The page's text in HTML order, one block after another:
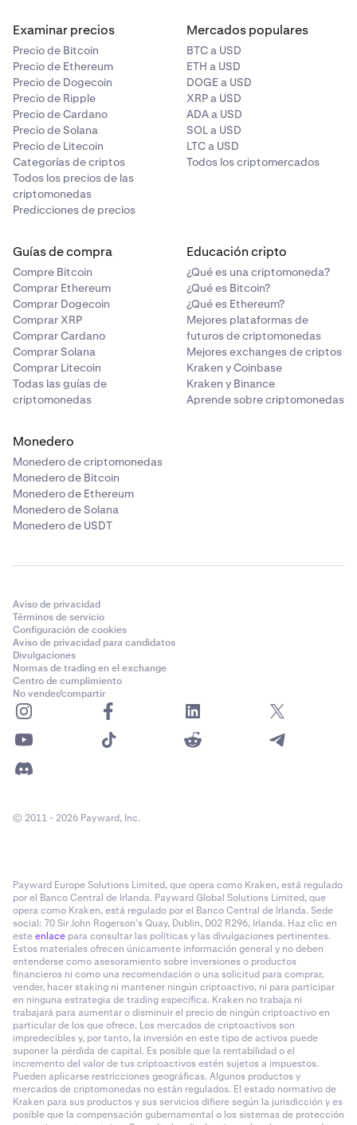
Examinar precios
Precio de Bitcoin
Precio de Ethereum
Precio de Dogecoin
Precio de Ripple
Precio de Cardano
Precio de Solana
Precio de Litecoin
Categorías de criptos
Todos los precios de las
criptomonedas
Predicciones de precios
Mercados populares
BTC a USD
ETH a USD
DOGE a USD
XRP a USD
ADA a USD
SOL a USD
LTC a USD
Todos los criptomercados
Guías de compra
Compre Bitcoin
Comprar Ethereum
Comprar Dogecoin
Comprar XRP
Comprar Cardano
Comprar Solana
Comprar Litecoin
Todas las guías de
criptomonedas
Educación cripto
¿Qué es una criptomoneda?
¿Qué es Bitcoin?
¿Qué es Ethereum?
Mejores plataformas de
futuros de criptomonedas
Mejores exchanges de criptos
Kraken y Coinbase
Kraken y Binance
Aprende sobre criptomonedas
Monedero
Monedero de criptomonedas
Monedero de Bitcoin
Monedero de Ethereum
Monedero de Solana
Monedero de USDT
Aviso de privacidad
Términos de servicio
Configuración de cookies
Aviso de privacidad para candidatos
Divulgaciones
Normas de trading en el exchange
Centro de cumplimiento
No vender/compartir
© 2011 - 2026 Payward, Inc.
Payward Europe Solutions Limited, que opera como Kraken, está regulado
por el Banco Central de Irlanda. Payward Global Solutions Limited, que
opera como Kraken, está regulado por el Banco Central de Irlanda. Sede
social: 70 Sir John Rogerson’s Quay, Dublin, D02 R296, Irlanda. Haz clic en
esteenlace para consultar las políticas y las divulgaciones pertinentes.
Estos materiales ofrecen únicamente información general y no deben
entenderse como asesoramiento sobre inversiones o productos
financieros ni como una recomendación o una solicitud para comprar,
vender, hacer staking ni mantener ningún criptoactivo, ni para participar
en ninguna estrategia de trading específica. Kraken no trabaja ni
trabajará para aumentar o disminuir el precio de ningún criptoactivo en
particular de los que ofrece. Los mercados de criptoactivos son
impredecibles y, por tanto, la inversión en este tipo de activos puede
suponer la pérdida de capital. Es posible que la rentabilidad o el
incremento del valor de tus criptoactivos estén sujetos a impuestos.
Pueden aplicarse restricciones geográficas. Algunos productos y
mercados de criptomonedas no están regulados. El estado normativo de
Kraken para sus productos y sus servicios difiere según la jurisdicción y es
posible que la compensación gubernamental o los sistemas de protección